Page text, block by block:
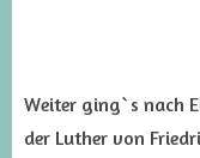
Weiter ging`s nach
der Luther von